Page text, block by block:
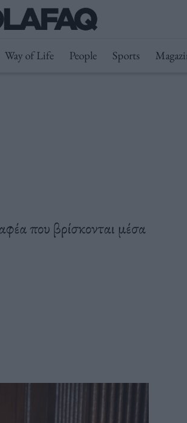
Way of Life People Sports
που βρίσκονται μέσα